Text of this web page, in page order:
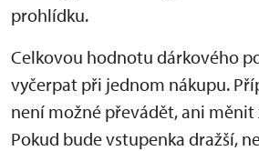
prohlídku.
Celkovou hodnotu dárkového
vyčerpat při jednom nákupu.
není možné převádět, ani
Pokud bude vstupenka dražší,